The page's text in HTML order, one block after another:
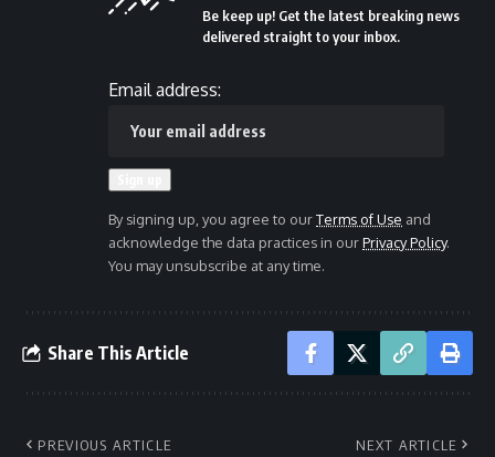
Be keep up! Get the latest breaking news
delivered straight to your inbox.
Email address:
By signing up, you agree to ourTerms of Use and
acknowledge the data practices in ourPrivacy Policy.
You may unsubscribe at any time.
Share This Article
PREVIOUS ARTICLE NEXT ARTICLE